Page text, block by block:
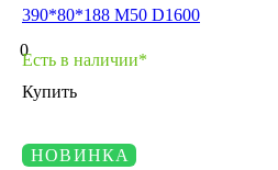
390*80*188 М50 D1600
0
Есть в наличии*
Купить
НОВИНКА